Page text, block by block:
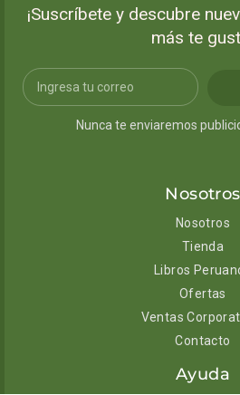
¡Suscríbete y descubre
más te
Nunca te enviaremos
Nosotros
Nosotros
Tienda
Libros
Ofertas
Ventas
Contacto
Ayuda